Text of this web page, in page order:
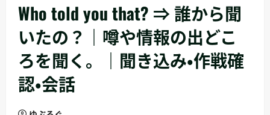
Who told you that? ⇒ 誰から聞
いたの？｜噂や情報の出どこ
ろを聞く。｜聞き込み・作戦確
認・会話